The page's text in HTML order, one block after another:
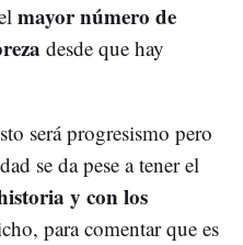
mayor número de
desde que hay
será progresismo pero
se da pese a tener el
y con los
para comentar que es